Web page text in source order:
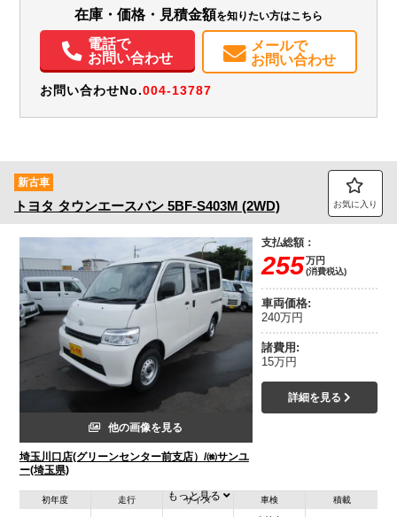
エアコン パワステ ABS エアバッグ
集中ドアロック
記録簿（一部含む）
取扱説明書（一部含む） メンテナンスノート（保証書）
在庫・価格・見積金額を知りたい方はこちら
電話で
お問い合わせ
メールで
お問い合わせ
お問い合わせNo.004-13787
新古車
トヨタ タウンエースバン 5BF-S403M (2WD) お気に入り
他の画像を見る
埼玉川口店(グリーンセンター前支店）/㈱サンユ
ー(埼玉県)
支払総額：
255万円
(消費税込)
車両価格:
240万円
諸費用:
15万円
詳細を見る
初年度 走行 サイズ 車検 積載
もっと見る